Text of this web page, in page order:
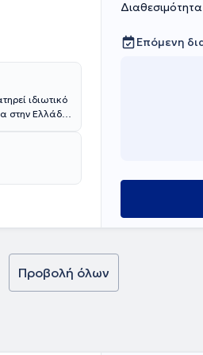
ιδιωτικό
στην Ελλάδα
της
Η ιατρός
Αθηνών.
Επόμενη
Προβολή όλων